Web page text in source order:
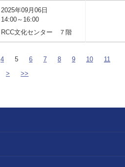
2025年09月06日
14:00～16:00
RCC文化センター ７階
4 5 6 7 8 9 10
11
>
>>